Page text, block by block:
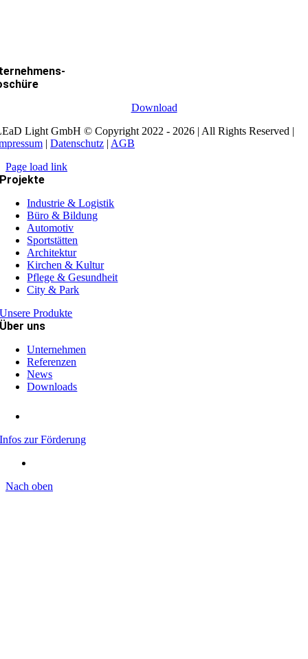
Download
Light GmbH © Copyright 2022 - 2026 | All Rights Reserved |
| Datenschutz | AGB
Page load link
Projekte
Industrie & Logistik
Büro & Bildung
Automotiv
Sportstätten
Architektur
Kirchen & Kultur
Pflege & Gesundheit
City & Park
Unsere Produkte
Über uns
Unternehmen
Referenzen
News
Downloads
Infos zur Förderung
Nach oben